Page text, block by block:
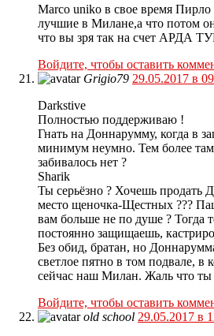
Marco uniko в свое время
лучшие в Милане,а что потом
что вы зря так на счет АРДА
Войдите, чтобы оставить
Grigio79 29.05.2017 в
Darkstive
Полностью поддерживаю !
Гнать на Доннарумму, когда в
минимум неумно. Тем более
забивалось нет ?
Sharik
Ты серьёзно ? Хочешь продать
место щеночка-Щестных ???
вам больше не по душе ? Тогда
постоянно защищаешь,
Без обид, братан, но
светлое пятно в том подвале, в
сейчас наш Милан. Жаль что ты
Войдите, чтобы оставить
old school 29.05.2017 в